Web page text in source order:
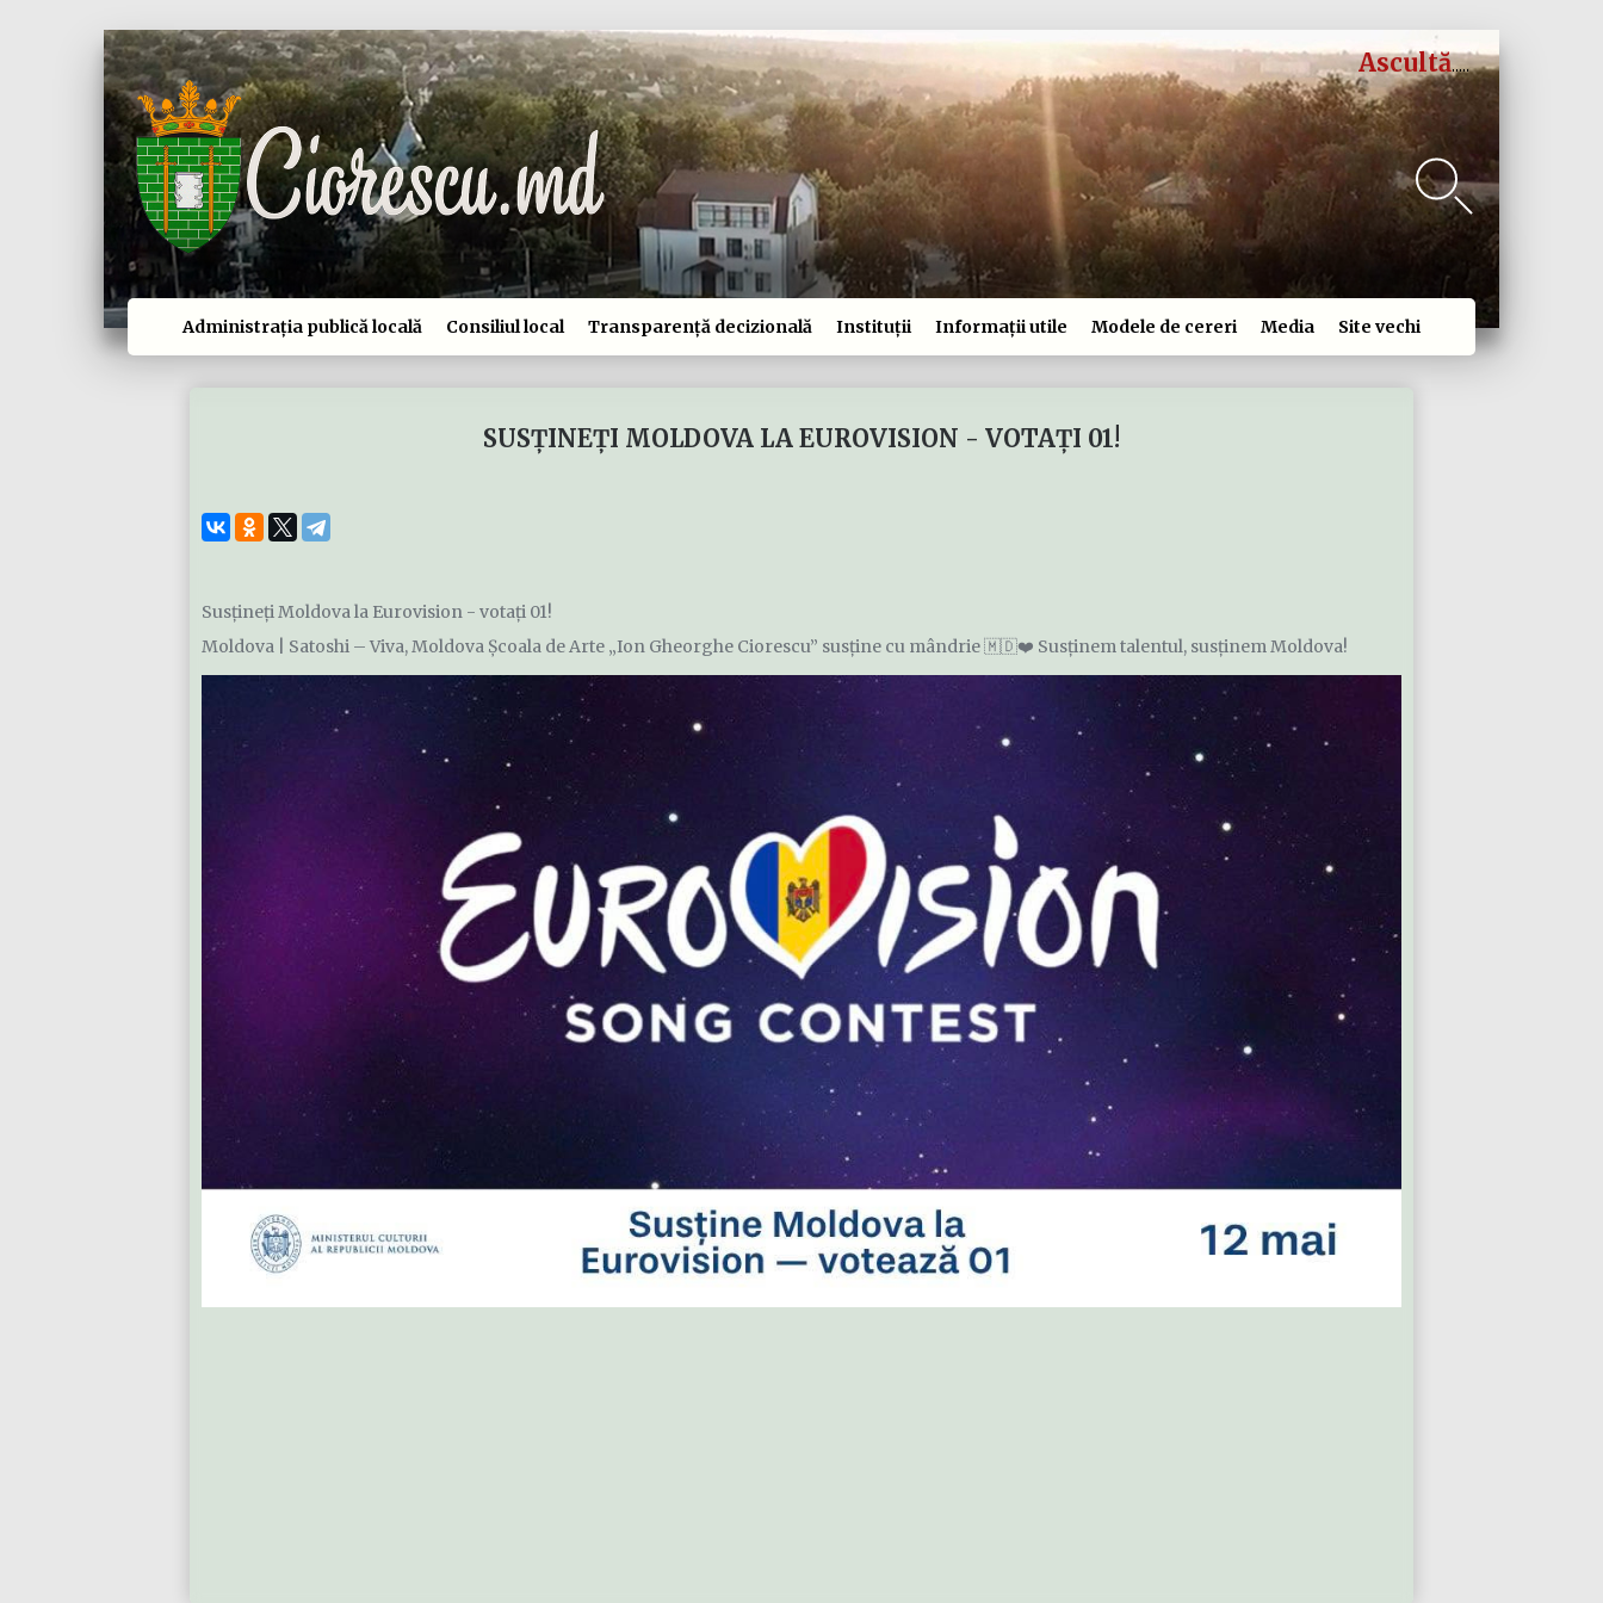
Ascultă
Administrația publică locală Consiliul local Transparență decizională Instituții Informații utile Modele de cereri Media Site vechi
SUSȚINEȚI MOLDOVA LA EUROVISION - VOTAȚI 01!
Susțineți Moldova la Eurovision - votați 01!
Moldova | Satoshi – Viva, Moldova Școala de Arte „Ion Gheorghe Ciorescu” susține cu mândrie 🇲🇩❤️ Susținem talentul, susținem Moldova!